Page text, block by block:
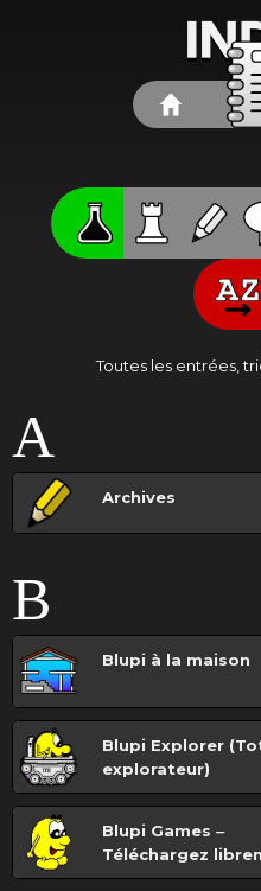
Toutes les entrées,
A
Archives
B
Blupi à la maison
Blupi Explorer
explorateur)
Blupi Games ‒
Téléchargez